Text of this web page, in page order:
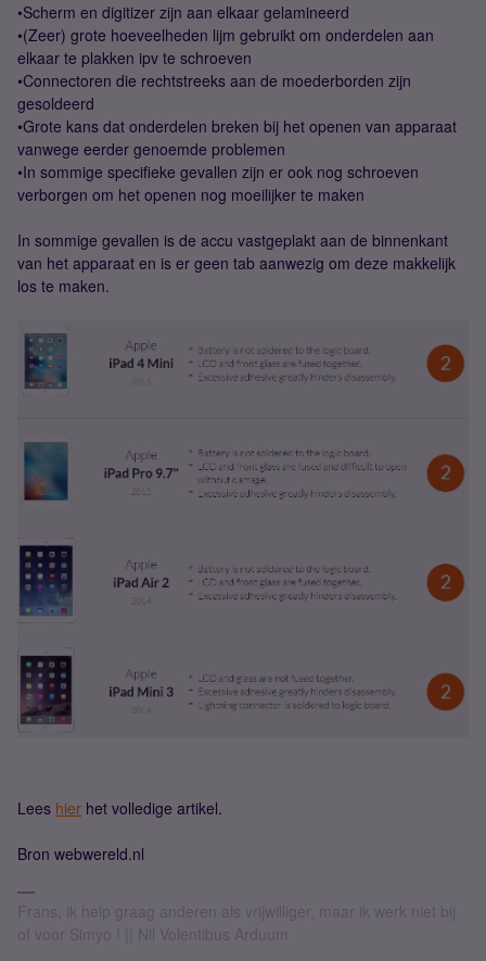
•Scherm en digitizer zijn aan elkaar gelamineerd
•(Zeer) grote hoeveelheden lijm gebruikt om onderdelen aan
elkaar te plakken ipv te schroeven
•Connectoren die rechtstreeks aan de moederborden zijn
gesoldeerd
•Grote kans dat onderdelen breken bij het openen van apparaat
vanwege eerder genoemde problemen
•In sommige specifieke gevallen zijn er ook nog schroeven
verborgen om het openen nog moeilijker te maken
In sommige gevallen is de accu vastgeplakt aan de binnenkant
van het apparaat en is er geen tab aanwezig om deze makkelijk
los te maken.
Lees hier het volledige artikel.
Bron webwereld.nl
Frans, ik help graag anderen als vrijwilliger, maar ik werk niet bij
of voor Simyo ! || Nil Volentibus Arduum